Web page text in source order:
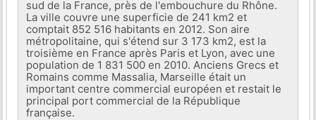
sud de la France, près de l'embouchure du Rhône.
La ville couvre une superficie de 241 km2 et
comptait 852 516 habitants en 2012. Son aire
métropolitaine, qui s'étend sur 3 173 km2, est la
troisième en France après Paris et Lyon, avec une
population de 1 831 500 en 2010. Anciens Grecs et
Romains comme Massalia, Marseille était un
important centre commercial européen et restait le
principal port commercial de la République
française.